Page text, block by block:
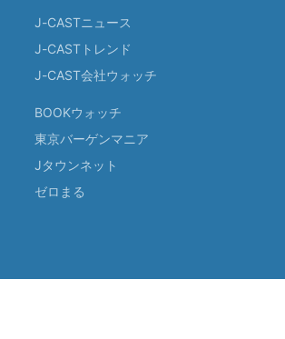
J-CASTニュース
J-CASTトレンド
J-CAST会社ウォッチ
BOOKウォッチ
東京バーゲンマニア
Jタウンネット
ゼロまる